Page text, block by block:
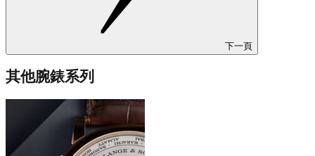
下一頁
其他腕錶系列